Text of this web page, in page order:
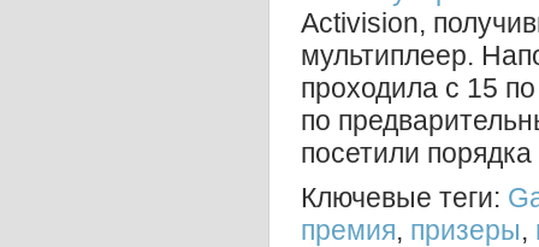
Activision,
мультиплеер.
проходила с 15
по
посетили
Ключевые теги:
премия, призеры,